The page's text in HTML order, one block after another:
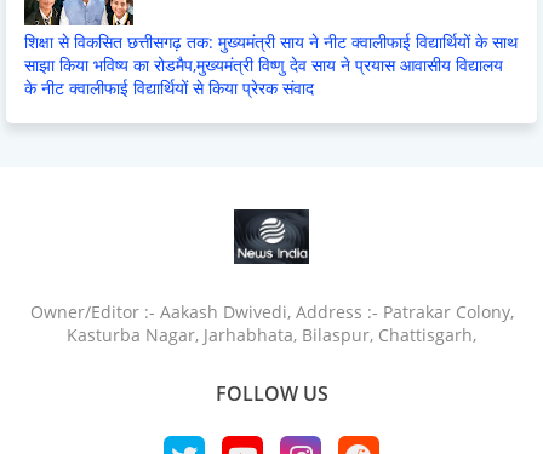
शिक्षा से विकसित छत्तीसगढ़ तक: मुख्यमंत्री साय ने नीट क्वालीफाई विद्यार्थियों के साथ
साझा किया भविष्य का रोडमैप,मुख्यमंत्री विष्णु देव साय ने प्रयास आवासीय विद्यालय
के नीट क्वालीफाई विद्यार्थियों से किया प्रेरक संवाद
Owner/Editor :- Aakash Dwivedi, Address :- Patrakar Colony,
Kasturba Nagar, Jarhabhata, Bilaspur, Chattisgarh,
FOLLOW US